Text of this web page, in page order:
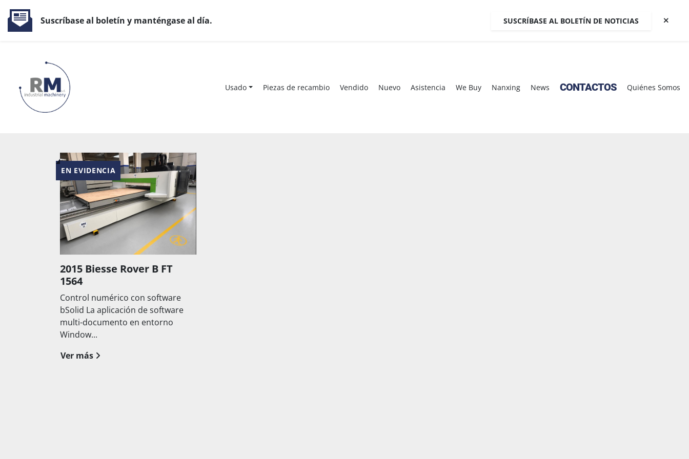
Suscríbase al boletín y manténgase al día. SUSCRÍBASE AL BOLETÍN DE NOTICIAS
Usado Piezas de recambio Vendido Nuevo Asistencia We Buy Nanxing News CONTACTOS Quiénes Somos
EN EVIDENCIA
2015 Biesse Rover B FT
1564
Control numérico con software
bSolid La aplicación de software
multi-documento en entorno
Window...
Ver más